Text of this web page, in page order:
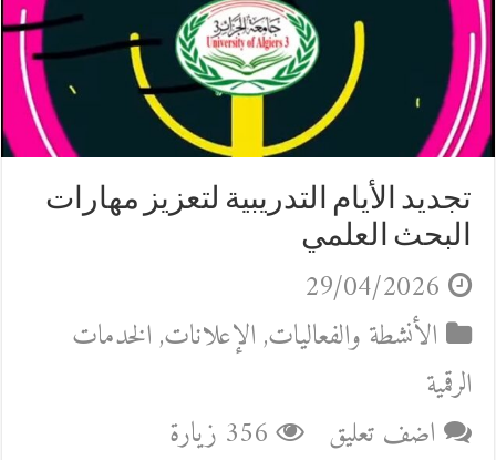
تجديد الأيام التدريبية لتعزيز مهارات
البحث العلمي
29/04/2026
الأنشطة والفعاليات,الإعلانات,الخدمات
الرقمية
اضف تعليق
356 زيارة